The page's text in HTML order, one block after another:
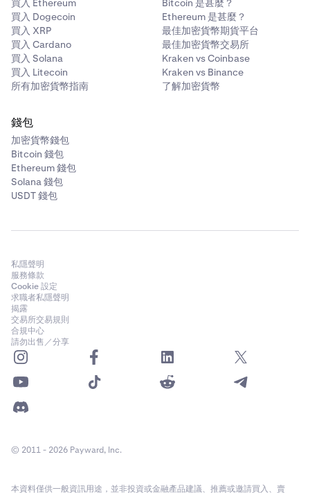
買入 Ethereum
買入 Dogecoin
買入 XRP
買入 Cardano
買入 Solana
買入 Litecoin
所有加密貨幣指南
Bitcoin 是甚麼？
Ethereum 是甚麼？
最佳加密貨幣期貨平台
最佳加密貨幣交易所
Kraken vs Coinbase
Kraken vs Binance
了解加密貨幣
錢包
加密貨幣錢包
Bitcoin 錢包
Ethereum 錢包
Solana 錢包
USDT 錢包
私隱聲明
服務條款
Cookie 設定
求職者私隱聲明
揭露
交易所交易規則
合規中心
請勿出售／分享
© 2011 - 2026 Payward, Inc.
本資料僅供一般資訊用途，並非投資或金融產品建議、推薦或邀請買入、賣